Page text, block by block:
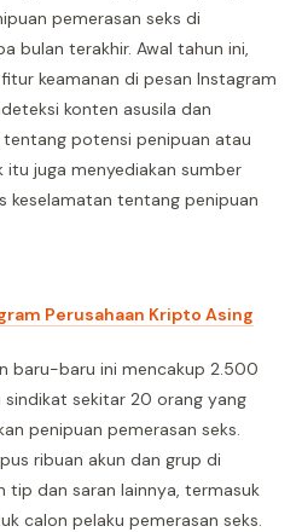
pemerasan seks di
bulan terakhir. Awal tahun ini,
keamanan di pesan Instagram
konten asusila dan
potensi penipuan atau
itu juga menyediakan sumber
keselamatan tentang penipuan
Perusahaan Kripto Asing
baru-baru ini mencakup 2.500
sindikat sekitar 20 orang yang
penipuan pemerasan seks.
ribuan akun dan grup di
tip dan saran lainnya, termasuk
calon pelaku pemerasan seks.